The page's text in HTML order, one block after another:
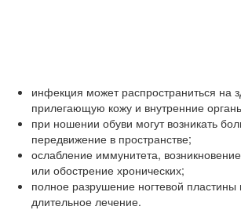
инфекция может распространиться на
прилегающую кожу и внутренние
при ношении обуви могут возникать
передвижение в пространстве;
ослабление иммунитета,
или обострение хронических;
полное разрушение ногтевой пластины
длительное лечение.